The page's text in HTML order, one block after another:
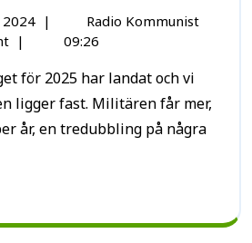
|
Radio Kommunist
| 09:26
ligger fast. Militären får mer,
år, en tredubbling på några